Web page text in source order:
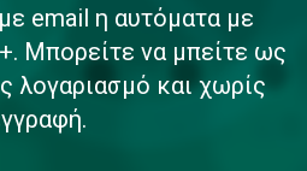
email η αυτόματα με
Μπορείτε να μπείτε ως
λογαριασμό και χωρίς